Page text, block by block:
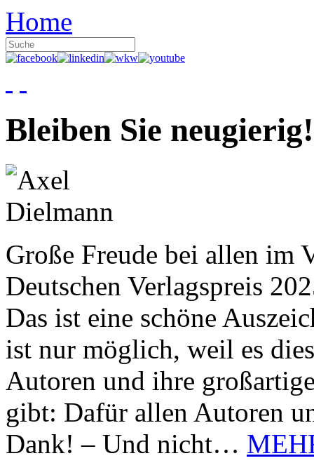
Home
Bleiben Sie neugierig!
Große Freude bei allen im
Deutschen Verlagspreis
Das ist eine schöne
ist nur möglich, weil es
Autoren und ihre
gibt: Dafür allen Autoren
Dank! – Und nicht…